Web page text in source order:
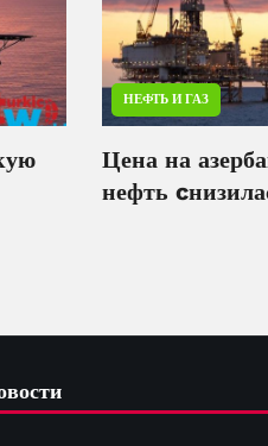
НЕФТЬ И ГАЗ
Цена на
нефть